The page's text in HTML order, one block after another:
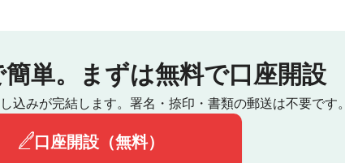
単。 まずは無料で口座開設
込みが完結します。 署名・捺印・書類の郵送は不要です。
口座開設（無料）